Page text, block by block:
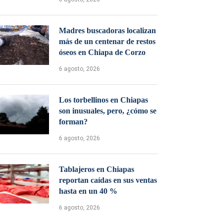
Madres buscadoras localizan
más de un centenar de restos
óseos en Chiapa de Corzo
6 agosto, 2026
Los torbellinos en Chiapas
son inusuales, pero, ¿cómo se
forman?
6 agosto, 2026
Tablajeros en Chiapas
reportan caídas en sus ventas
hasta en un 40 %
6 agosto, 2026